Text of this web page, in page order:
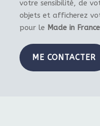
votre sensibilité, de
objets et afficherez
pour le Made in
ME CONTACTER